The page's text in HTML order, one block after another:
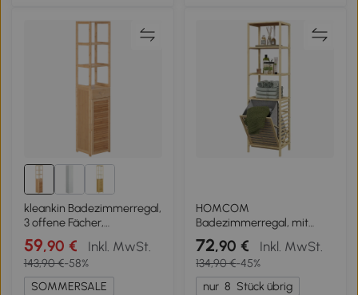
kleankin Badezimmerregal,
3 offene Fächer,
Schublade, Lamellentür,
Bambus, 32 x 30 x 163 cm
59,90 € Inkl. MwSt.
143,90 €-58%
SOMMERSALE
HOMCOM
Badezimmerregal, mit
Wäschesammler, 3
Regalböden,
Bambusrahmen,
44x33x160cm, Natur
72,90 € Inkl. MwSt.
134,90 €-45%
nur 8 Stück übrig